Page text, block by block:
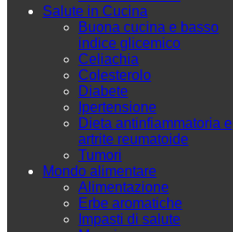
Salute in Cucina
Buona cucina e basso
indice glicemico
Celiachia
Colesterolo
Diabete
Ipertensione
Dieta antinfiammatoria e
artrite reumatoide
Tumori
Mondo alimentare
Alimentazione
Erbe aromatiche
Impasti di salute